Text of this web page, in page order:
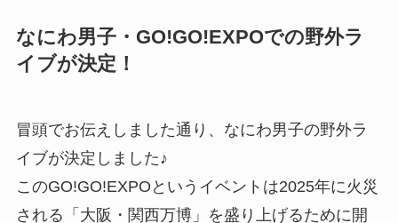
なにわ男子・GO!GO!EXPOでの野外ラ
イブが決定！
冒頭でお伝えしました通り、なにわ男子の野外ラ
イブが決定しました♪
このGO!GO!EXPOというイベントは2025年に火災
される「大阪・関西万博」を盛り上げるために開